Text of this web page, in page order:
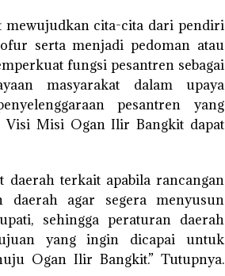
mewujudkan cita-cita dari pendiri
serta menjadi pedoman atau
fungsi pesantren sebagai
masyarakat dalam upaya
pesantren yang
Visi Misi Ogan Ilir Bangkit dapat
terkait apabila rancangan
agar segera menyusun
sehingga peraturan daerah
yang ingin dicapai untuk
Ogan Ilir Bangkit.” Tutupnya.